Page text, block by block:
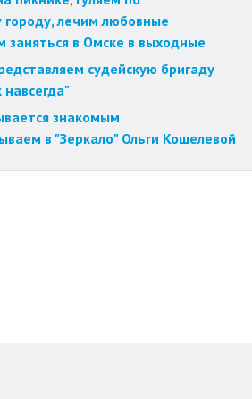
городу, лечим любовные
заняться в Омске в выходные
судейскую бригаду
знакомым
в "Зеркало" Ольги Кошелевой